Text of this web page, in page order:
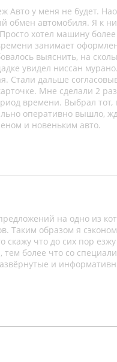
у меня не будет.
обмен автомобиля. Я к
хотел машину
занимает
выяснить, на
увидел ниссан
Стали дальше
Мне сделали 2
времени. Выбрал тот,
оперативно вышло,
и новеньким авто.
на одно из
Таким образом я
скажу что до сих пор
более что со
и